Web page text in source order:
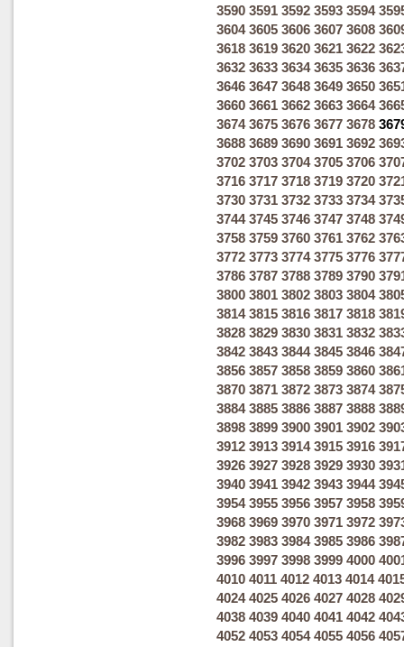
3590 3591 3592 3593 3594
3604 3605 3606 3607 3608
3618 3619 3620 3621 3622
3632 3633 3634 3635 3636
3646 3647 3648 3649 3650
3660 3661 3662 3663 3664
3674 3675 3676 3677 3678
3688 3689 3690 3691 3692
3702 3703 3704 3705 3706
3716 3717 3718 3719 3720
3730 3731 3732 3733 3734
3744 3745 3746 3747 3748
3758 3759 3760 3761 3762
3772 3773 3774 3775 3776
3786 3787 3788 3789 3790
3800 3801 3802 3803 3804
3814 3815 3816 3817 3818
3828 3829 3830 3831 3832
3842 3843 3844 3845 3846
3856 3857 3858 3859 3860
3870 3871 3872 3873 3874
3884 3885 3886 3887 3888
3898 3899 3900 3901 3902
3912 3913 3914 3915 3916
3926 3927 3928 3929 3930
3940 3941 3942 3943 3944
3954 3955 3956 3957 3958
3968 3969 3970 3971 3972
3982 3983 3984 3985 3986
3996 3997 3998 3999 4000
4010 4011 4012 4013 4014
4024 4025 4026 4027 4028
4038 4039 4040 4041 4042
4052 4053 4054 4055 4056